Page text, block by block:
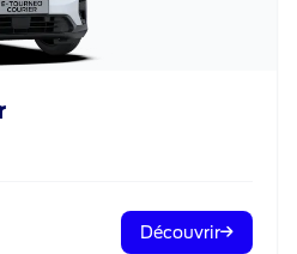
Découvrir